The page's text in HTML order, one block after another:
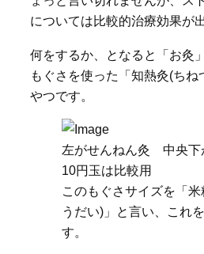
については比較的治療効果が
何をするか、となると「お灸
もぐさを使った「知熱灸(ちね
やつです。
左がせんねん灸 中央
10円玉は比較用
このもぐさサイズを「
うだい)」と言い、これ
す。